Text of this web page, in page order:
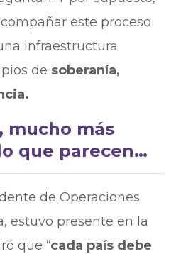
este proceso
infraestructura
de soberanía,
mucho más
que parecen…
de Operaciones
estuvo presente en la
que “cada país debe